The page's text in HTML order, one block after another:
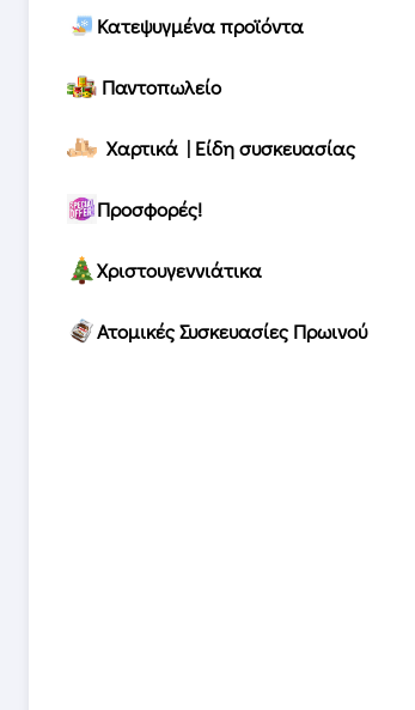
Κατεψυγμένα προϊόντα
Παντοπωλείο
Χαρτικά | Είδη συσκευασίας
Προσφορές!
Χριστουγεννιάτικα
Ατομικές Συσκευασίες Πρωινού